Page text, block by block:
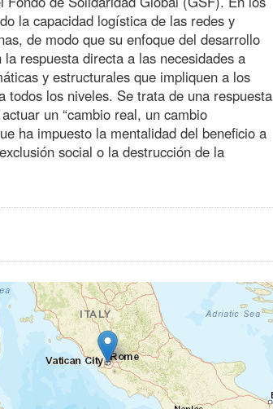
la capacidad logística de las redes y
de modo que su enfoque del desarrollo
respuesta directa a las necesidades a
y estructurales que impliquen a los
todos los niveles. Se trata de una respuesta
un “cambio real, un cambio
ha impuesto la mentalidad del beneficio a
social o la destrucción de la